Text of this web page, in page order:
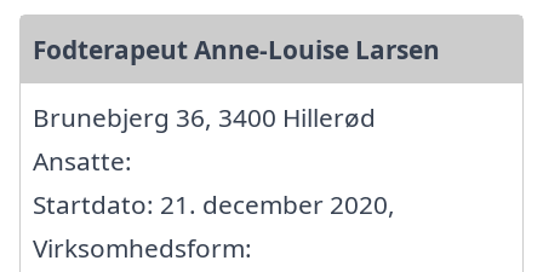
Fodterapeut Anne-Louise Larsen
Brunebjerg 36, 3400 Hillerød
Ansatte:
Startdato: 21. december 2020,
Virksomhedsform: